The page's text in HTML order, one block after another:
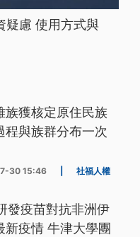
疑慮 使用方式與
族獲核定原住民族
程與族群分布一次
30 15:46 社福人權
發疫苗對抗非洲伊
新疫情 牛津大學團